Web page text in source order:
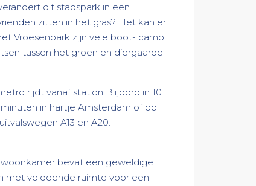
dit stadspark in een
zitten in het gras? Het kan er
Vroesenpark zijn vele boot- camp
tussen het groen en diergaarde
rijdt vanaf station Blijdorp in 10
in hartje Amsterdam of op
A13 en A20.
bevat een geweldige
met voldoende ruimte voor een